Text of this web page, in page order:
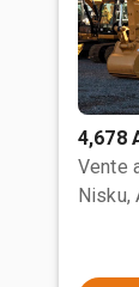
4,678
Vente
Nisku,